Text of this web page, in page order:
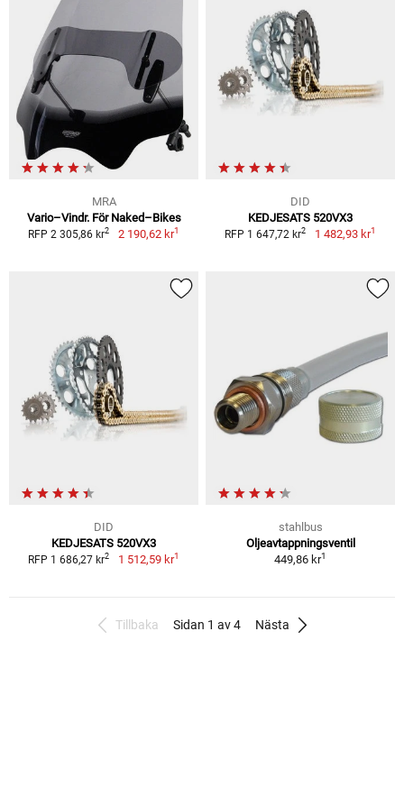
MRA
Vario–Vindr. För Naked–Bikes
RFP 2 305,86 kr2 2 190,62 kr1
DID
KEDJESATS 520VX3
RFP 1 647,72 kr2 1 482,93 kr1
DID
KEDJESATS 520VX3
RFP 1 686,27 kr2 1 512,59 kr1
stahlbus
Oljeavtappningsventil
449,86 kr1
Tillbaka Sidan 1 av 4 Nästa